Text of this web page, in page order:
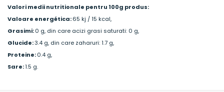
Valori medii nutritionale pentru 100g produs:
Valoare energética:65 kj / 15 kcal,
Grasimi:0 g, din care acizi grasi saturati: 0 g,
Glucide:3.4 g, din care zaharuri: 1.7 g,
Proteine:0.4 g,
Sare:1.5 g.